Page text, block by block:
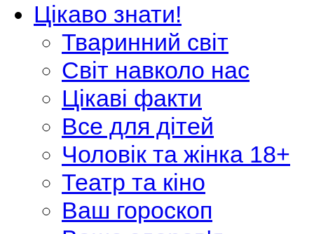
Цікаво знати!
Тваринний світ
Світ навколо нас
Цікаві факти
Все для дітей
Чоловік та жінка 18+
Театр та кіно
Ваш гороскоп